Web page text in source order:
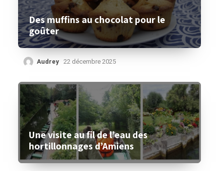
Des muffins au chocolat pour le
goûter
Audrey 22 décembre 2025
Une visite au fil de l’eau des
hortillonnages d’Amiens